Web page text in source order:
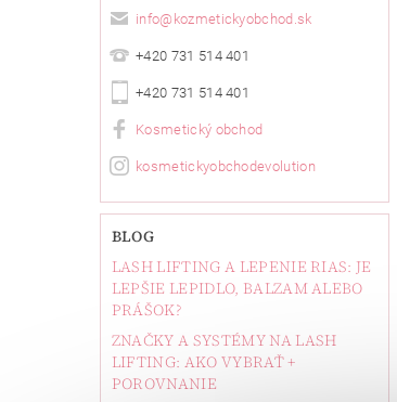
info@ kozmetickyobchod.sk
+420 731 514 401
+420 731 514 401
Kosmetický obchod
kosmetickyobchodevolution
BLOG
LASH LIFTING A LEPENIE RIAS: JE
LEPŠIE LEPIDLO, BALZAM ALEBO
PRÁŠOK?
ZNAČKY A SYSTÉMY NA LASH
LIFTING: AKO VYBRAŤ +
POROVNANIE